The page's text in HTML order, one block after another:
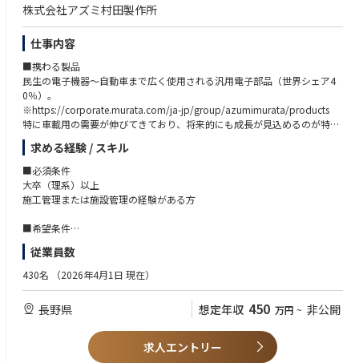
【Account Management】
•Works with internal team and partners to develop joint business plans a
nd convert market opportunities into concrete objectives.
performance expectations that are aligned with partners' needs and cap
abilities and align short-term plans with long-term priorities. Advocates f
or the adoption of plans within partner organizations and creates mutu
al accountability between ASUS and partners.
•Manages and executes complex account plans to ensure ASUS and part
ner sales goals, budgets, and forecasts are on target. Coordinates with k
ey accounts on plan execution.
•Creates and distributes internal reports to senior leaders that include det
ailed account updates, metrics (e.g., leads, frequency, yield, transaction
size), and performance reviews to ensure revenue and activation targets
unts are performing.
•Forecasts managed products and/or partner accounts for their team to
examine trends, monitor progress, and identify opportunities for growt
h. Addresses gaps for overall team accountability and aligns forecasts ac
ross the team.
株式会社アズミ村田製作所
仕事内容
■携わる製品
民生の電子機器～自動車まで広く使用される汎用電子部品（世界シェア4
0％）。
※https://corporate.murata.com/ja-jp/group/azumimurata/products
特に車載用の需要が伸びてきており、将来的にも成長が見込めるのが特徴
です。
■仕事内容
主に工場内で使用するインフラ設備(電気、冷凍機、空調、排水処理設備な
ど)の維持、保全、企画に従事していただきます。関連部署と連携しなが
てご担当いただけるポジションです。
■職務詳細
工場インフラの維持/保全
インフラ設備管理に関する業務設計/実施管理また、中長期的に工場の
価値向上やコスト削減、省エネに向けた改善の提案、実行などを実施。
改修・修繕工事の実施管理
力会社と共同で実施。
協力会社のマネジメント
求める経験 / スキル
■必須条件
大卒（理系）以上
施工管理または施設管理の経験がある方
■希望条件
電気主任技術者、エネルギー管理士、公害防止管理者(水質)などの資格保
有者
・自ら課題を見つけ、自ら学習できる方
・何事にも真摯に取り組み、向上心がある方
・社内外の業務関係者と積極的にコミュニケーションが図れる方
・安全に対する認識やルールを守ることができる方
従業員数
430名 （2026年4月1日 現在）
長野県 想定年収 450 万円 ~ 非公開
求人エントリー